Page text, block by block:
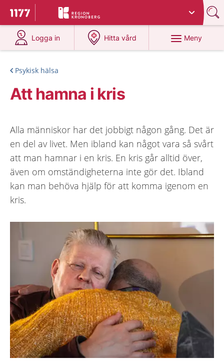
Till startsidan för 1177
Du har valt region
Logga in
på 1177.se
Hitta vård
på 1177.se
Meny
Psykisk hälsa
Att hamna i kris
Alla människor har det jobbigt någon gång. Det är
en del av livet. Men ibland kan något vara så svårt
att man hamnar i en kris. En kris går alltid över,
även om omständigheterna inte gör det. Ibland
kan man behöva hjälp för att komma igenom en
kris.